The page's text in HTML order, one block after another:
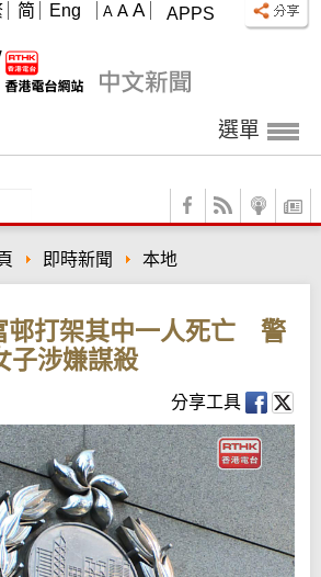
APPS
A A A
简 Eng
選單
即時新聞 本地
邨打架其中一人死亡 警
子涉嫌謀殺
分享工具